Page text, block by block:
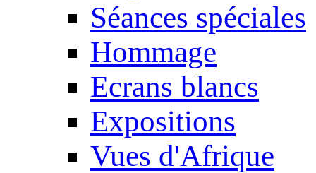
Séances spéciales
Hommage
Ecrans blancs
Expositions
Vues d'Afrique